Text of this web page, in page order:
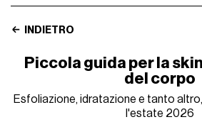
INDIETRO
Piccola guida per la
del corpo
Esfoliazione, idratazione e tanto
l'estate 2026